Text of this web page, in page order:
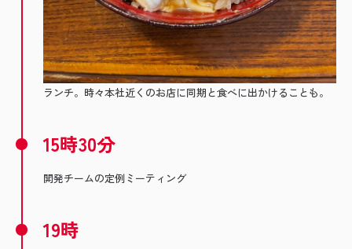
ランチ。時々本社近くのお店に同期と食べに出かけることも。
15時30分
開発チームの定例ミーティング
19時